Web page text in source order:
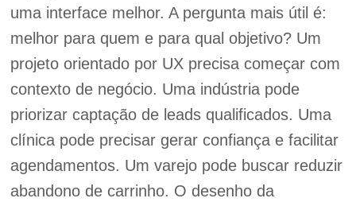
uma interface melhor. A pergunta mais útil é:
melhor para quem e para qual objetivo? Um
projeto orientado por UX precisa começar com
contexto de negócio. Uma indústria pode
priorizar captação de leads qualificados. Uma
clínica pode precisar gerar confiança e facilitar
agendamentos. Um varejo pode buscar reduzir
abandono de carrinho. O desenho da